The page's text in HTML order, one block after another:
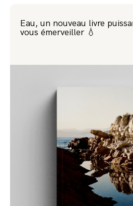
Eau, un nouveau livre
vous émerveiller 💧